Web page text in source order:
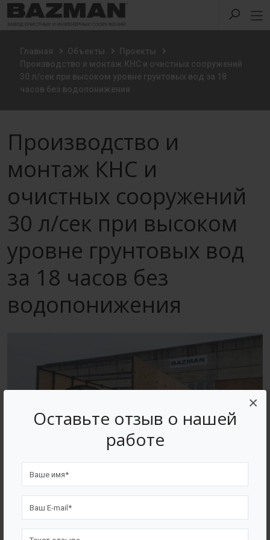
Оставьте отзыв о нашей
работе
×
Главная Объекты
Проекты
Производство и монтаж КНС и очистных сооружений
30 л/сек при высоком уровне грунтовых вод за 18
часов без водопонижения
Производство и
монтаж КНС и
очистных сооружений
30 л/сек при высоком
уровне грунтовых вод
за 18 часов без
водопонижения